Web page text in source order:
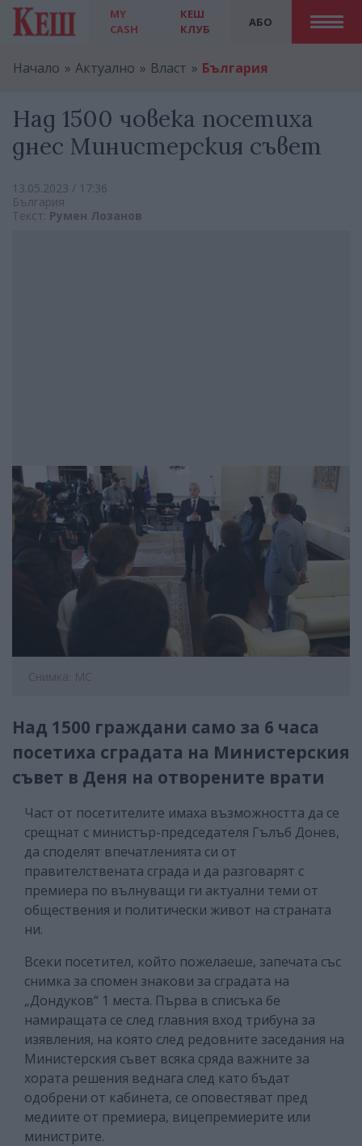
MY
CASH
АБО
КЕШ
КЛУБ
Начало Актуално Власт България
Над 1500 човека посетиха
днес Министерския съвет
13.05.2023 / 17:36
България
Текст: Румен Лозанов
Снимка: МС
Над 1500 граждани само за 6 часа
посетиха сградата на Министерския
съвет в Деня на отворените врати
Част от посетителите имаха възможността да се
срещнат с министър-председателя Гълъб Донев,
да споделят впечатленията си от
правителствената сграда и да разговарят с
премиера по вълнуващи ги актуални теми от
обществения и политически живот на страната
ни.
Всеки посетител, който пожелаеше, запечата със
снимка за спомен знакови за сградата на
„Дондуков“ 1 места. Първа в списъка бе
намиращата се след главния вход трибуна за
изявления, на която след редовните заседания на
Министерския съвет всяка сряда важните за
хората решения веднага след като бъдат
одобрени от кабинета, се оповестяват пред
медиите от премиера, вицепремиерите или
министрите.